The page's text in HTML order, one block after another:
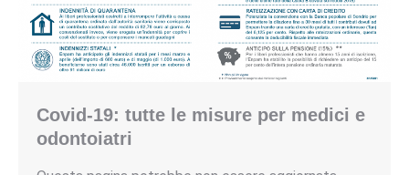
Covid-19: tutte le misure per medici e
odontoiatri